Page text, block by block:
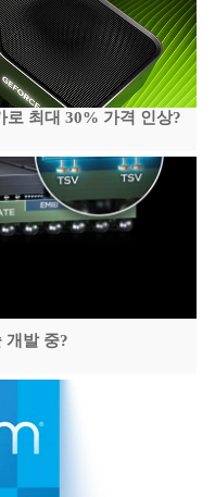
로 최대 30% 가격 인상?
개발 중?